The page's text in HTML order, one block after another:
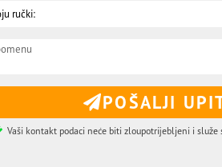
POŠALJI
Vaši kontakt podaci neće biti zloupotrijebljeni i služe